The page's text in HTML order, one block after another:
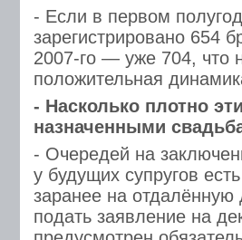
- Если в первом
зарегистрировано 654
2007-го — уже 704, что
положительная
- Насколько плотно
назначенными
- Очередей на
у будущих супругов
заранее на отдалённую
подать заявление на